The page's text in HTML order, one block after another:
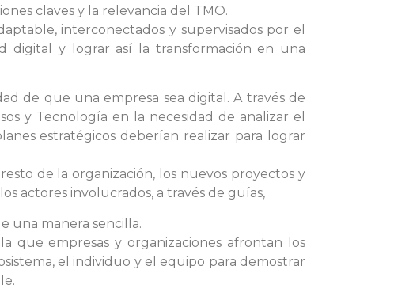
claves y la relevancia del TMO.
interconectados y supervisados por el
digital y lograr así la transformación en una
de que una empresa sea digital. A través de
y Tecnología en la necesidad de analizar el
estratégicos deberían realizar para lograr
de la organización, los nuevos proyectos y
actores involucrados, a través de guías,
una manera sencilla.
que empresas y organizaciones afrontan los
el individuo y el equipo para demostrar